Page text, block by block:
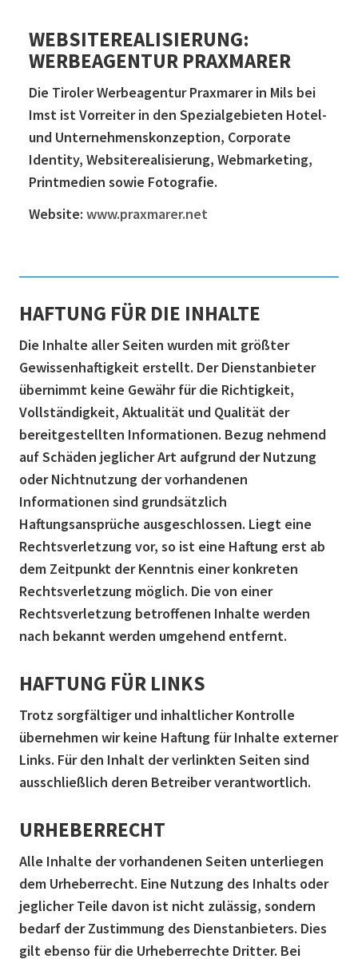
WEBSITEREALISIERUNG:
WERBEAGENTUR PRAXMARER
Die Tiroler Werbeagentur Praxmarer in Mils bei
Imst ist Vorreiter in den Spezialgebieten Hotel-
und Unternehmenskonzeption, Corporate
Identity, Websiterealisierung, Webmarketing,
Printmedien sowie Fotografie.
Website: www.praxmarer.net
HAFTUNG FÜR DIE INHALTE
Die Inhalte aller Seiten wurden mit größter
Gewissenhaftigkeit erstellt. Der Dienstanbieter
übernimmt keine Gewähr für die Richtigkeit,
Vollständigkeit, Aktualität und Qualität der
bereitgestellten Informationen. Bezug nehmend
auf Schäden jeglicher Art aufgrund der Nutzung
oder Nichtnutzung der vorhandenen
Informationen sind grundsätzlich
Haftungsansprüche ausgeschlossen. Liegt eine
Rechtsverletzung vor, so ist eine Haftung erst ab
dem Zeitpunkt der Kenntnis einer konkreten
Rechtsverletzung möglich. Die von einer
Rechtsverletzung betroffenen Inhalte werden
nach bekannt werden umgehend entfernt.
HAFTUNG FÜR LINKS
Trotz sorgfältiger und inhaltlicher Kontrolle
übernehmen wir keine Haftung für Inhalte externer
Links. Für den Inhalt der verlinkten Seiten sind
ausschließlich deren Betreiber verantwortlich.
URHEBERRECHT
Alle Inhalte der vorhandenen Seiten unterliegen
dem Urheberrecht. Eine Nutzung des Inhalts oder
jeglicher Teile davon ist nicht zulässig, sondern
bedarf der Zustimmung des Dienstanbieters. Dies
gilt ebenso für die Urheberrechte Dritter. Bei